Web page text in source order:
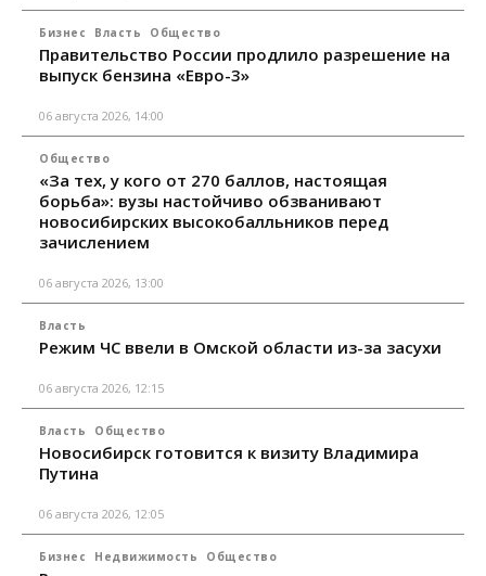
Бизнес Власть Общество
Правительство России продлило разрешение на
выпуск бензина «Евро-3»
06 августа 2026, 14:00
Общество
«За тех, у кого от 270 баллов, настоящая
борьба»: вузы настойчиво обзванивают
новосибирских высокобалльников перед
зачислением
06 августа 2026, 13:00
Власть
Режим ЧС ввели в Омской области из-за засухи
06 августа 2026, 12:15
Власть Общество
Новосибирск готовится к визиту Владимира
Путина
06 августа 2026, 12:05
Бизнес Недвижимость Общество